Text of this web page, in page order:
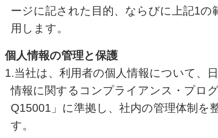
ージに記された目的、ならびに上記1の
用します。
個人情報の管理と保護
1.当社は、利用者の個人情報について、
情報に関するコンプライアンス・プロ
Q15001」に準拠し、社内の管理体制を
す。